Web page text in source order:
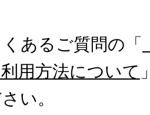
あるご質問の「
用方法について
い。